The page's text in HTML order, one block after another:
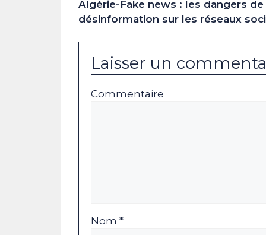
Algérie-Fake news : les dangers de
désinformation sur les réseaux
Laisser un
Commentaire
Nom *